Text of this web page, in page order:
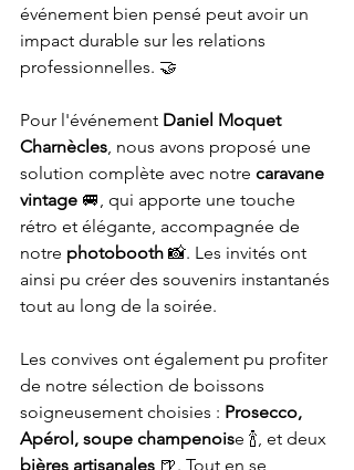
événement bien pensé peut avoir un
impact durable sur les relations
professionnelles. 🤝
Pour l'événement Daniel Moquet
Charnècles, nous avons proposé une
solution complète avec notre caravane
vintage 🚐, qui apporte une touche
rétro et élégante, accompagnée de
notre photobooth 📸. Les invités ont
ainsi pu créer des souvenirs instantanés
tout au long de la soirée.
Les convives ont également pu profiter
de notre sélection de boissons
soigneusement choisies : Prosecco,
Apérol, soupe champenoise 🍾, et deux
bières artisanales 🍺. Tout en se